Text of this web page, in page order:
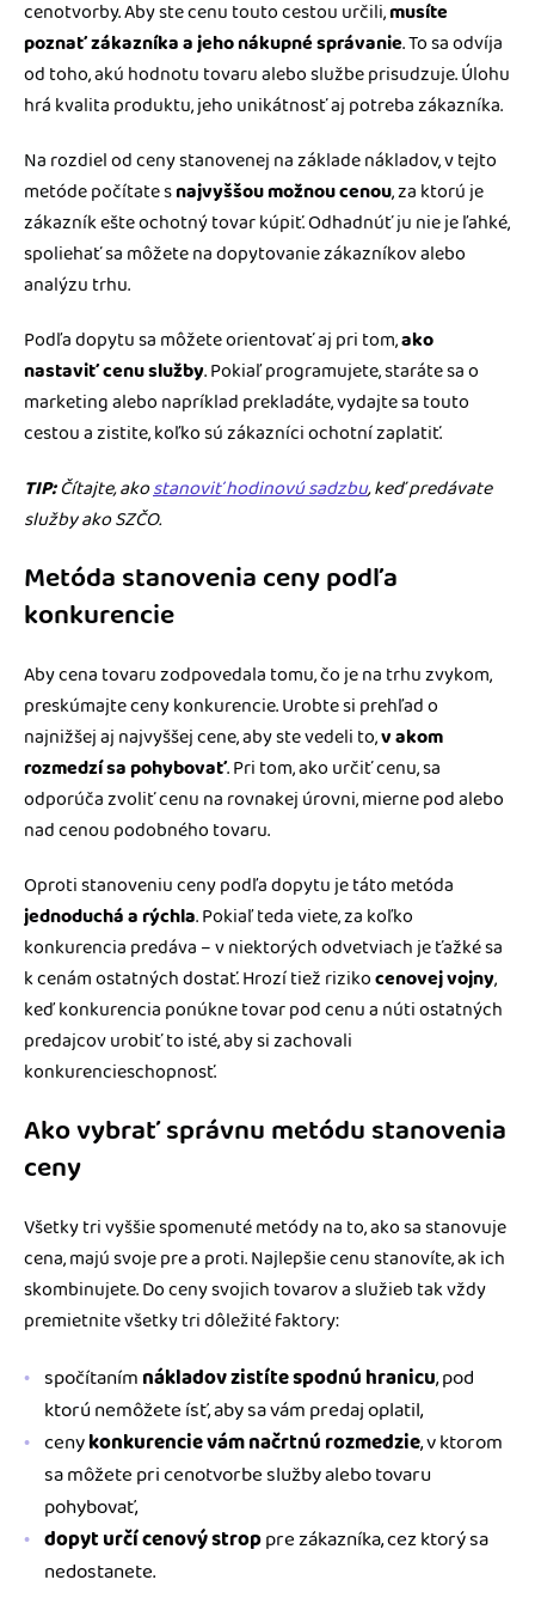
cenotvorby. Aby ste cenu touto cestou určili,musíte
poznať zákazníka a jeho nákupné správanie. To sa odvíja
od toho, akú hodnotu tovaru alebo službe prisudzuje. Úlohu
hrá kvalita produktu, jeho unikátnosť aj potreba zákazníka.
Na rozdiel od ceny stanovenej na základe nákladov, v tejto
metóde počítate snajvyššou možnou cenou, za ktorú je
zákazník ešte ochotný tovar kúpiť. Odhadnúť ju nie je ľahké,
spoliehať sa môžete na dopytovanie zákazníkov alebo
analýzu trhu.
Podľa dopytu sa môžete orientovať aj pri tom,ako
nastaviť cenu služby. Pokiaľ programujete, staráte sa o
marketing alebo napríklad prekladáte, vydajte sa touto
cestou a zistite, koľko sú zákazníci ochotní zaplatiť.
TIP:Čítajte, akostanoviť hodinovú sadzbu, keď predávate
služby ako SZČO.
Metóda stanovenia ceny podľa
konkurencie
Aby cena tovaru zodpovedala tomu, čo je na trhu zvykom,
preskúmajte ceny konkurencie. Urobte si prehľad o
najnižšej aj najvyššej cene, aby ste vedeli to,v akom
rozmedzí sa pohybovať. Pri tom, ako určiť cenu, sa
odporúča zvoliť cenu na rovnakej úrovni, mierne pod alebo
nad cenou podobného tovaru.
Oproti stanoveniu ceny podľa dopytu je táto metóda
jednoduchá a rýchla. Pokiaľ teda viete, za koľko
konkurencia predáva – v niektorých odvetviach je ťažké sa
k cenám ostatných dostať. Hrozí tiež rizikocenovej vojny,
keď konkurencia ponúkne tovar pod cenu a núti ostatných
predajcov urobiť to isté, aby si zachovali
konkurencieschopnosť.
Ako vybrať správnu metódu stanovenia
ceny
Všetky tri vyššie spomenuté metódy na to, ako sa stanovuje
cena, majú svoje pre a proti. Najlepšie cenu stanovíte, ak ich
skombinujete. Do ceny svojich tovarov a služieb tak vždy
premietnite všetky tri dôležité faktory:
spočítanímnákladov zistíte spodnú hranicu, pod
ktorú nemôžete ísť, aby sa vám predaj oplatil,
cenykonkurencie vám načrtnú rozmedzie, v ktorom
sa môžete pri cenotvorbe služby alebo tovaru
pohybovať,
dopyt určí cenový stroppre zákazníka, cez ktorý sa
nedostanete.